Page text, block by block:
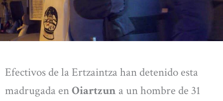
Efectivos de la Ertzaintza han detenido esta
madrugada enOiartzun a un hombre de 31